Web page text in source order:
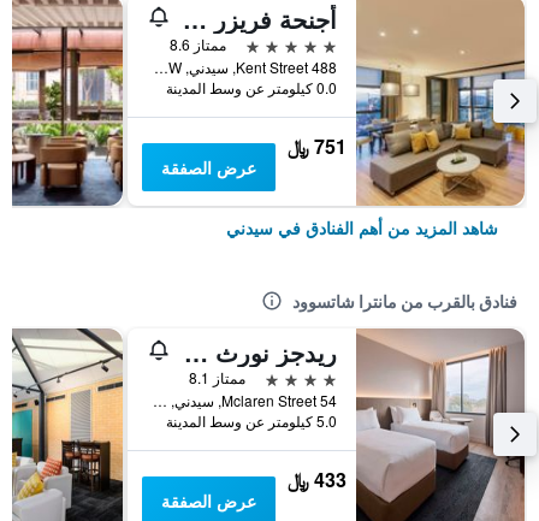
أجنحة فريزر سيدني
5 نجوم
ممتاز 8.6
488 Kent Street, سيدني, NSW, أستراليا
0.0 كيلومتر عن وسط المدينة
751 ﷼
عرض الصفقة
شاهد المزيد من أهم الفنادق في سيدني
فنادق بالقرب من مانترا شاتسوود
ريدجز نورث سيدني
4 نجوم
ممتاز 8.1
54 Mclaren Street, سيدني, NSW, أستراليا
5.0 كيلومتر عن وسط المدينة
433 ﷼
عرض الصفقة